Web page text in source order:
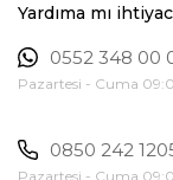
Yardıma mı
0552 348 00
Pazartesi - Cuma
0850 242
Pazartesi - Cuma